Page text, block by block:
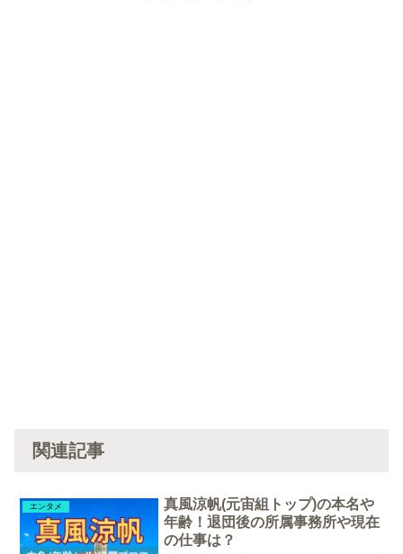
関連記事
エンタメ
真風涼帆(元宙組トップ)の本名や
年齢！退団後の所属事務所や現在
の仕事は？